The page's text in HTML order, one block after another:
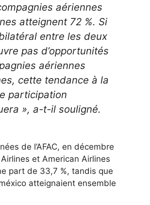
aériennes
atteignent 72 %. Si
entre les deux
pas d’opportunités
aériennes
cette tendance à la
participation
», a-t-il souligné.
de l’AFAC, en décembre
et American Airlines
part de 33,7 %, tandis que
atteignaient ensemble